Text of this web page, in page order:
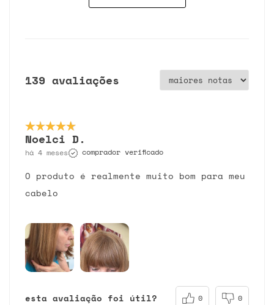
139 avaliações
Noelci D.
há 4 meses comprador verificado
O produto é realmente muito bom para meu
cabelo
esta avaliação foi útil? 0 0